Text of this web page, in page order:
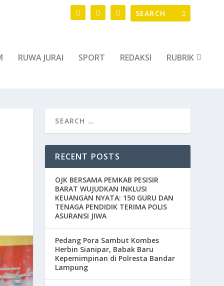
RUWA JURAI SPORT REDAKSI RUBRIK
RECENT POSTS
OJK BERSAMA PEMKAB PESISIR
BARAT WUJUDKAN INKLUSI
KEUANGAN NYATA: 150 GURU DAN
TENAGA PENDIDIK TERIMA POLIS
ASURANSI JIWA
Pedang Pora Sambut Kombes
Herbin Sianipar, Babak Baru
Kepemimpinan di Polresta Bandar
Lampung